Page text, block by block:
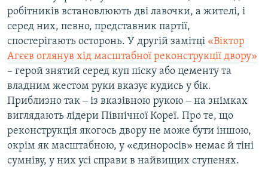
робітників встановлюють дві лавочки, а жителі, і
серед них, певно, представник партії,
спостерігають осторонь. У другій замітці «Віктор
Агєєв оглянув хід масштабної реконструкції двору»
– герой знятий серед куп піску або цементу та
владним жестом руки вказує кудись у бік.
Приблизно так ‒ із вказівною рукою ‒ на знімках
виглядають лідери Північної Кореї. Про те, що
реконструкція якогось двору не може бути іншою,
окрім як масштабною, у «єдиноросів» немає й тіні
сумніву, у них усі справи в найвищих ступенях.